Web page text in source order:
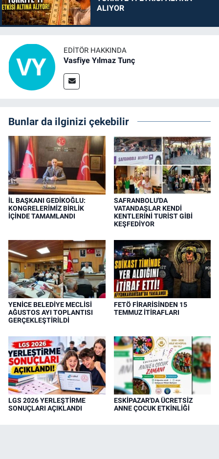
ALIYOR
EDITÖR HAKKINDA
Vasfiye Yılmaz Tunç
Bunlar da ilginizi çekebilir
İL BAŞKANI GEDİKOĞLU:
KONGRELERİMİZ BİRLİK
İÇİNDE TAMAMLANDI
SAFRANBOLU'DA
VATANDAŞLAR KENDİ
KENTLERİNİ TURİST GİBİ
KEŞFEDİYOR
YENİCE BELEDİYE MECLİSİ
AĞUSTOS AYI TOPLANTISI
GERÇEKLEŞTİRİLDİ
FETÖ FİRARİSİNDEN 15
TEMMUZ İTİRAFLARI
LGS 2026 YERLEŞTİRME
SONUÇLARI AÇIKLANDI
ESKİPAZAR'DA ÜCRETSİZ
ANNE ÇOCUK ETKİNLİĞİ